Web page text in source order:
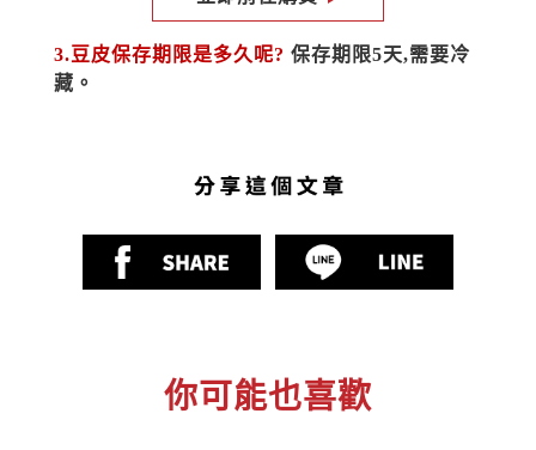
3.豆皮保存期限是多久呢? 保存期限5天,需要冷
藏。
你可能也喜歡